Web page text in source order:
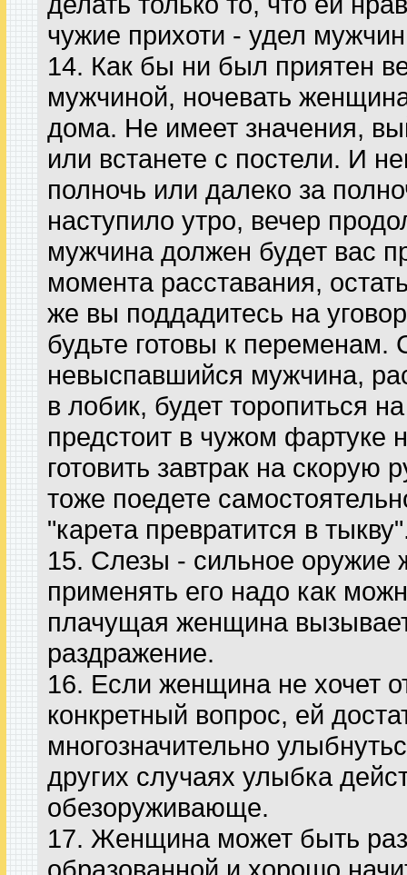
чужие прихоти - удел
14. Как бы ни был приятен
мужчиной, ночевать
дома. Не имеет значения,
или встанете с постели. И
полночь или далеко за
наступило утро, вечер
мужчина должен будет вас
момента расставания,
же вы поддадитесь на
будьте готовы к переменам.
невыспавшийся мужчина,
в лобик, будет торопиться
предстоит в чужом фартуке
готовить завтрак на скорую
тоже поедете
"карета превратится в
15. Слезы - сильное
применять его надо как
плачущая женщина
раздражение.
16. Если женщина не хочет
конкретный вопрос, ей
многозначительно
других случаях улыбка
обезоруживающе.
17. Женщина может быть